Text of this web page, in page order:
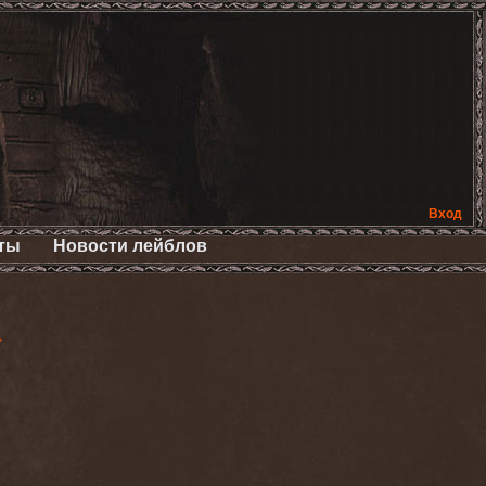
Вход
Новости лейблов